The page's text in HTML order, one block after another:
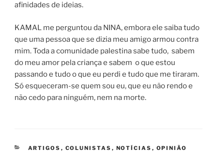
afinidades de ideias.
KAMAL me perguntou da NINA, embora ele saiba tudo
que uma pessoa que se dizia meu amigo armou contra
mim. Toda a comunidade palestina sabe tudo, sabem
do meu amor pela criança e sabem o que estou
passando e tudo o que eu perdi e tudo que me tiraram.
Só esqueceram-se quem sou eu, que eu não rendo e
não cedo para ninguém, nem na morte.
CATEGORIAS
ARTIGOS , COLUNISTAS , NOTÍCIAS , OPINIÃO